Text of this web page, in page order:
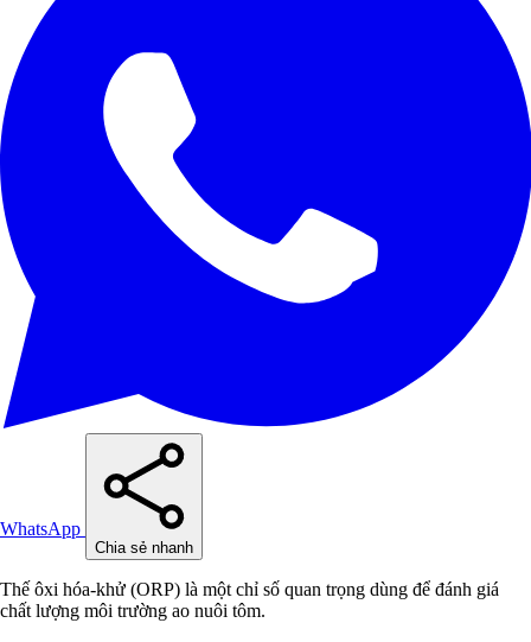
WhatsApp
Chia sẻ nhanh
Thế ôxi hóa-khử (ORP) là một chỉ số quan trọng dùng để đánh giá
chất lượng môi trường ao nuôi tôm.